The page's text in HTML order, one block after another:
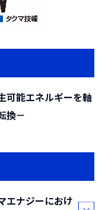
可能エネルギーを軸
換－
エナジーにおけ